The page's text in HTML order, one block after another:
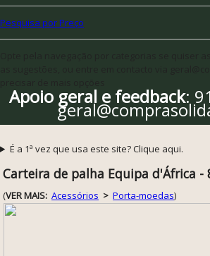
Pesquisa por Preço
Apoio geral e feedback:
É a 1ª vez que usa este site? Clique aqui.
Carteira de palha Equipa d'África -
(VER MAIS: Acessórios > Porta-moedas)